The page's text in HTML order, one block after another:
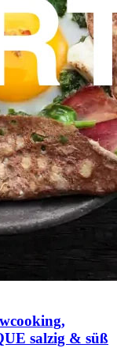
salzig & süß